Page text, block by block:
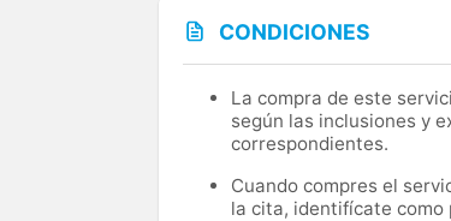
CONDICIONES
La compra de este
según las inclusiones y
correspondientes.
Cuando compres el
la cita, identifícate como